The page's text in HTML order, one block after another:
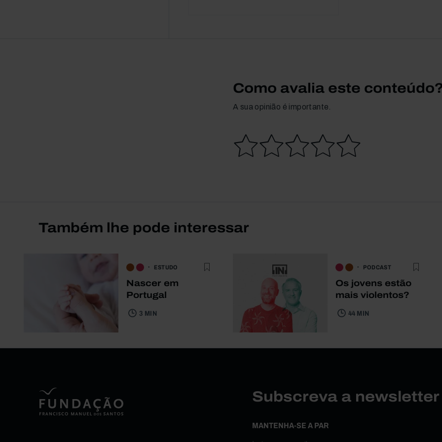
Como avalia este
A sua opinião é importante.
Também lhe pode interessar
ESTUDO
Nascer em
Portugal
3 MIN
PODCAST
Os jovens estão
mais violentos?
44 MIN
Subscreva a
MANTENHA-SE A PAR